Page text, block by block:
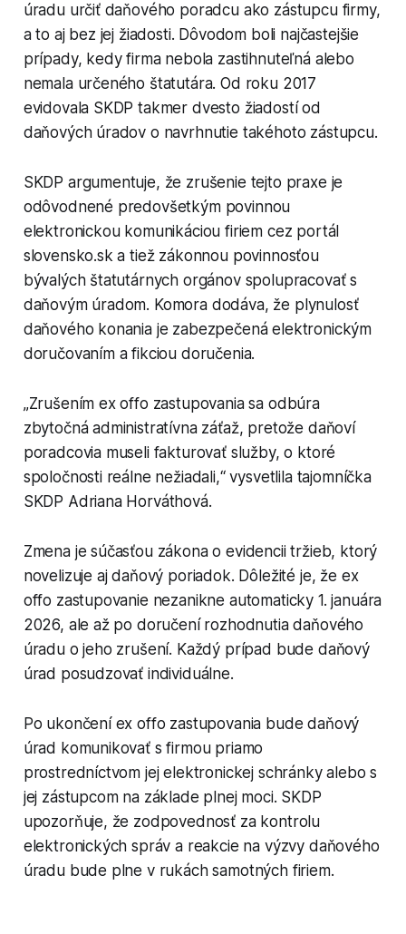
úradu určiť daňového poradcu ako zástupcu firmy,
a to aj bez jej žiadosti. Dôvodom boli najčastejšie
prípady, kedy firma nebola zastihnuteľná alebo
nemala určeného štatutára. Od roku 2017
evidovala SKDP takmer dvesto žiadostí od
daňových úradov o navrhnutie takéhoto zástupcu.
SKDP argumentuje, že zrušenie tejto praxe je
odôvodnené predovšetkým povinnou
elektronickou komunikáciou firiem cez portál
slovensko.sk a tiež zákonnou povinnosťou
bývalých štatutárnych orgánov spolupracovať s
daňovým úradom. Komora dodáva, že plynulosť
daňového konania je zabezpečená elektronickým
doručovaním a fikciou doručenia.
„Zrušením ex offo zastupovania sa odbúra
zbytočná administratívna záťaž, pretože daňoví
poradcovia museli fakturovať služby, o ktoré
spoločnosti reálne nežiadali,“ vysvetlila tajomníčka
SKDP Adriana Horváthová.
Zmena je súčasťou zákona o evidencii tržieb, ktorý
novelizuje aj daňový poriadok. Dôležité je, že ex
offo zastupovanie nezanikne automaticky 1. januára
2026, ale až po doručení rozhodnutia daňového
úradu o jeho zrušení. Každý prípad bude daňový
úrad posudzovať individuálne.
Po ukončení ex offo zastupovania bude daňový
úrad komunikovať s firmou priamo
prostredníctvom jej elektronickej schránky alebo s
jej zástupcom na základe plnej moci. SKDP
upozorňuje, že zodpovednosť za kontrolu
elektronických správ a reakcie na výzvy daňového
úradu bude plne v rukách samotných firiem.